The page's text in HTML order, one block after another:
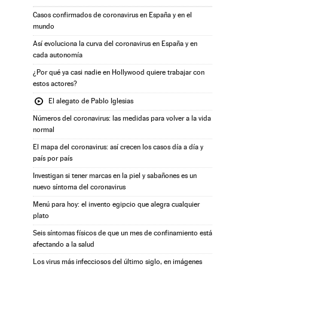
Casos confirmados de coronavirus en España y en el
mundo
Así evoluciona la curva del coronavirus en España y en
cada autonomía
¿Por qué ya casi nadie en Hollywood quiere trabajar con
estos actores?
El alegato de Pablo Iglesias
Números del coronavirus: las medidas para volver a la vida
normal
El mapa del coronavirus: así crecen los casos día a día y
país por país
Investigan si tener marcas en la piel y sabañones es un
nuevo síntoma del coronavirus
Menú para hoy: el invento egipcio que alegra cualquier
plato
Seis síntomas físicos de que un mes de confinamiento está
afectando a la salud
Los virus más infecciosos del último siglo, en imágenes